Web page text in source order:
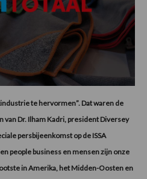
te hervormen”. Dat waren de
Dr. Ilham Kadri, president Diversey
persbijeenkomst op de ISSA
people business en mensen zijn onze
in Amerika, het Midden-Oosten en